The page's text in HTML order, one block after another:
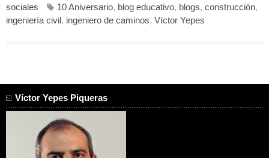
sociales
10 Aniversario, blog educativo, blogs, construcción,
ingeniería civil , ingeniero de caminos, Víctor Yepes
Víctor Yepes Piqueras